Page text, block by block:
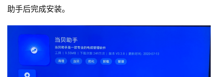
助手后完成安装。